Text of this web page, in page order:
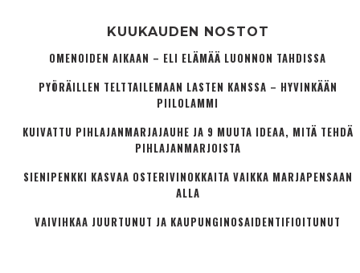
KUUKAUDEN NOSTOT
OMENOIDEN AIKAAN – ELI ELÄMÄÄ LUONNON TAHDISSA
PYÖRÄILLEN TELTTAILEMAAN LASTEN KANSSA – HYVINKÄÄN
PIILOLAMMI
KUIVATTU PIHLAJANMARJAJAUHE JA 9 MUUTA IDEAA, MITÄ TEHDÄ
PIHLAJANMARJOISTA
SIENIPENKKI KASVAA OSTERIVINOKKAITA VAIKKA MARJAPENSAAN
ALLA
VAIVIHKAA JUURTUNUT JA KAUPUNGINOSA­IDENTIFIOITUNUT